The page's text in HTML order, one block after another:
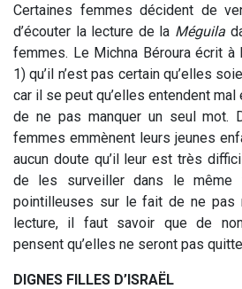
Certaines femmes décident de
d’écouter la lecture de la Méguila
femmes. Le Michna Béroura écrit à
1) qu’il n’est pas certain qu’elles
car il se peut qu’elles entendent
de ne pas manquer un seul mot.
femmes emmènent leurs jeunes
aucun doute qu’il leur est très
de les surveiller dans le même
pointilleuses sur le fait de ne pas
lecture, il faut savoir que de
pensent qu’elles ne seront pas
DIGNES FILLES D’ISRAËL